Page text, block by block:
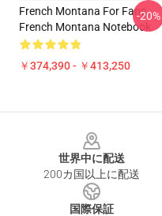
French Montana For Fans
French Montana Notebook
￥374,390 - ￥413,250
-20%
世界中に配送
200カ国以上に配送
国際保証